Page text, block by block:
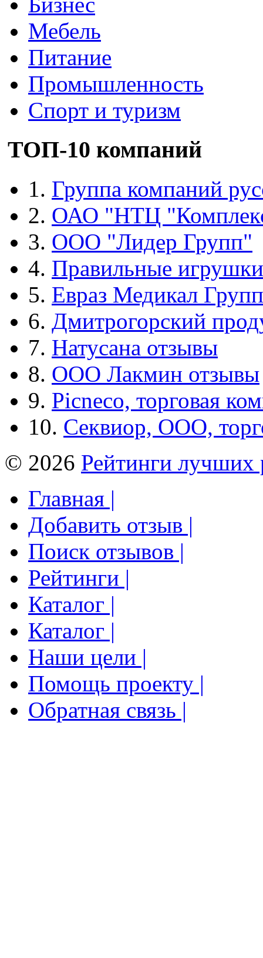
Мебель
Питание
Промышленность
Спорт и туризм
ТОП-10 компаний
1. Группа компаний
2. ОАО "НТЦ
3. ООО "Лидер Групп"
4. Правильные игрушки
5. Евраз Медикал Групп
6. Дмитрогорский
7. Натусана отзывы
8. ООО Лакмин отзывы
9. Picneco, торговая
10. Секвиор, ООО,
© 2026 Рейтинги лучших
Главная |
Добавить отзыв |
Поиск отзывов |
Рейтинги |
Каталог |
Каталог |
Наши цели |
Помощь проекту |
Обратная связь |